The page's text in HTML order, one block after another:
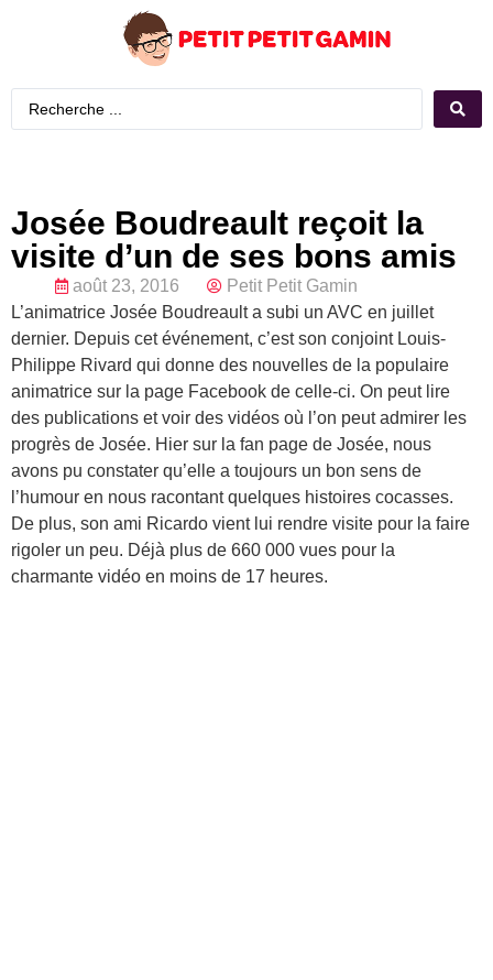
Josée Boudreault reçoit la
visite d’un de ses bons amis
août 23, 2016
Petit Petit Gamin
L’animatrice Josée Boudreault a subi un AVC en juillet
dernier. Depuis cet événement, c’est son conjoint Louis-
Philippe Rivard qui donne des nouvelles de la populaire
animatrice sur la page Facebook de celle-ci. On peut lire
des publications et voir des vidéos où l’on peut admirer les
progrès de Josée. Hier sur la fan page de Josée, nous
avons pu constater qu’elle a toujours un bon sens de
l’humour en nous racontant quelques histoires cocasses.
De plus, son ami Ricardo vient lui rendre visite pour la faire
rigoler un peu. Déjà plus de 660 000 vues pour la
charmante vidéo en moins de 17 heures.